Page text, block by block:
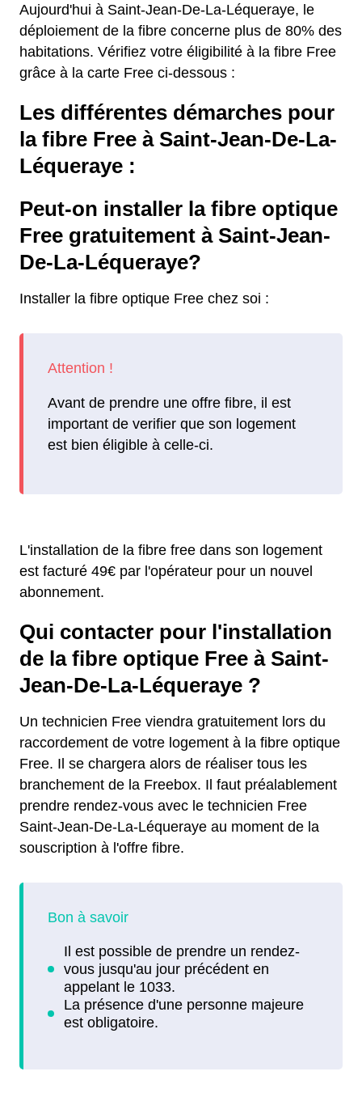
Aujourd'hui à Saint-Jean-De-La-Léqueraye, le
déploiement de la fibre concerne plus de 80% des
habitations. Vérifiez votre éligibilité à la fibre Free
grâce à la carte Free ci-dessous :
Les différentes démarches pour
la fibre Free à Saint-Jean-De-La-
Léqueraye :
Peut-on installer la fibre optique
Free gratuitement à Saint-Jean-
De-La-Léqueraye?
Installer la fibre optique Free chez soi :
Avant de prendre une offre fibre, il est
important de verifier que son logement
est bien éligible à celle-ci.
L'installation de la fibre free dans son logement
est facturé 49€ par l'opérateur pour un nouvel
abonnement.
Qui contacter pour l'installation
de la fibre optique Free à Saint-
Jean-De-La-Léqueraye ?
Un technicien Free viendra gratuitement lors du
raccordement de votre logement à la fibre optique
Free. Il se chargera alors de réaliser tous les
branchement de la Freebox. Il faut préalablement
prendre rendez-vous avec le technicien Free
Saint-Jean-De-La-Léqueraye au moment de la
souscription à l'offre fibre.